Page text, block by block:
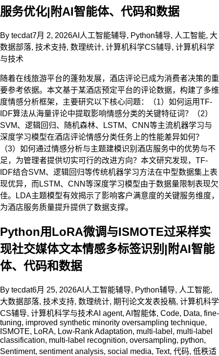
服务优化|附AI智能体、代码和数据
By tecdat7月 2, 2026AI人工智能辅导, Python辅导, 人工智能, 大
数据部落, 技术支持, 数理统计, 计算机科学CS辅导, 计算机科学
与技术
随着在线旅游平台的蓬勃发展，酒店评论已成为消费者决策的重
要参考依据。本文基于某酒店预定平台的评论数据，构建了多维
度情感分析框架，主要研究以下核心问题：（1）如何运用TF-
IDF算法从海量评论中提取影响情感分类的关键特征词？（2）
SVM、逻辑回归、随机森林、LSTM、CNN等主流机器学习与
深度学习模型在酒店评论情感分类任务上的性能差异如何？
（3）如何通过情感分析与主题建模识别酒店服务中的优势与不
足，为管理者提供切实可行的改进方向？本文研究发现，TF-
IDF结合SVM、逻辑回归等传统机器学习方法在中型数据集上表
现优异，而LSTM、CNN等深度学习模型由于数据量限制表现欠
佳。LDA主题模型有效揭示了影响客户满意度的关键服务维度，
为酒店服务质量提升提供了数据支撑。
Python用LoRA微调与ISMOTE过采样实
现社交媒体文本情感多标签识别|附AI智能
体、代码和数据
By tecdat6月 25, 2026AI人工智能辅导, Python辅导, 人工智能,
大数据部落, 技术支持, 数理统计, 期刊论文发表投稿, 计算机科学
CS辅导, 计算机科学与技术AI agent, AI智能体, Code, Data, fine-
tuning, improved synthetic minority oversampling technique,
ISMOTE, LoRA, Low-Rank Adaptation, multi-label , multi-label
classification, multi-label recognition, oversampling, python,
Sentiment, sentiment analysis, social media, Text, 代码, 低秩适